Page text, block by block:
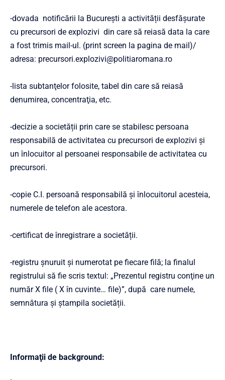
-dovada notificării la București a activității desfășurate
cu precursori de explozivi din care să reiasă data la care
a fost trimis mail-ul. (print screen la pagina de mail)/
adresa: precursori.explozivi@politiaromana.ro
-lista subtanţelor folosite, tabel din care să reiasă
denumirea, concentraţia, etc.
-decizie a societății prin care se stabilesc persoana
responsabilă de activitatea cu precursori de explozivi și
un înlocuitor al persoanei responsabile de activitatea cu
precursori.
-copie C.I. persoană responsabilă și înlocuitorul acesteia,
numerele de telefon ale acestora.
-certificat de înregistrare a societății.
-registru șnuruit și numerotat pe fiecare filă; la finalul
registrului să fie scris textul: „Prezentul registru conţine un
număr X file ( X în cuvinte… file)”, după care numele,
semnătura și ștampila societății.
Informaţii de background: